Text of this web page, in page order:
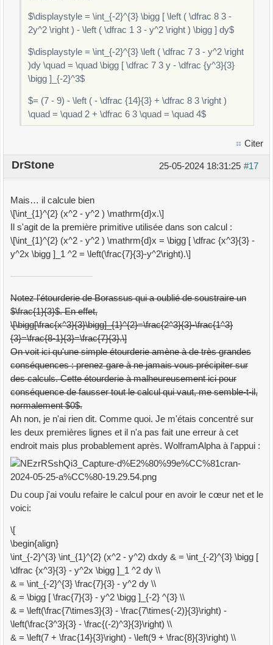
$\displaystyle = \int_{-2}^{3} \bigg [ \left ( \dfrac 8 3 -
2y^2 \right ) - \left ( \dfrac 1 3 - y^2 \right ) \bigg ] dy$
$\displaystyle = \int_{-2}^{3} \left ( \dfrac 7 3 - y^2 \right
)dy \quad = \quad \bigg [ \dfrac 7 3 y - \dfrac {y^3}{3}
\bigg ]_{-2}^3$
$= (7 - 9) - \left ( - \dfrac {14}{3} + \dfrac 8 3 \right )
\quad = \quad 2 + \dfrac 6 3 \quad = \quad 4$
Citer
#17
25-05-2024 18:31:25
DrStone
Mais… il calcule bien
\[\int_{1}^{2} (x^2 - y^2 ) \mathrm{d}x.\]
Il s'agit de la première primitive utilisée dans son calcul :
\[\int_{1}^{2} (x^2 - y^2 ) \mathrm{d}x = \bigg [ \dfrac {x^3}{3} -
y^2x \bigg ]_1 ^2 = \left(\frac{7}{3}-y^2\right).\]
—————————
Notez l'étourderie de Borassus qui a oublié de soustraire un
$\frac{1}{3}$. En effet,
\[\bigg[\frac{x^3}{3}\bigg]_{1}^{2}=\frac{2^3}{3}-\frac{1^3}
{3}=\frac{8-1}{3}=\frac{7}{3}.\]
On voit ici qu'une simple étourderie amène à de très grandes
conséquences : prenez gare à ne jamais vous précipiter sur
des calculs. Cette étourderie à malheureusement ici pour
conséquence de fausser tout le calcul qui vaut, me semble-t-il,
normalement $0$.
Ah non, je n'ai rien dit. Comme quoi. Je m'étais concentré sur
les deux premières lignes et il n'a pas fait une erreur à cet
endroit mais plus probablement après. WolframAlpha à l'appui :
Du coup j'ai voulu refaire le calcul pour en avoir le cœur net et le
voici:
\[
\begin{align}
\int_{-2}^{3} \int_{1}^{2} (x^2 - y^2) dxdy & = \int_{-2}^{3} \bigg [
\dfrac {x^3}{3} - y^2x \bigg ]_1 ^2 dy \\
& = \int_{-2}^{3} \frac{7}{3} - y^2 dy \\
& = \bigg [ \frac{7}{3} - y^2 \bigg ]_{-2} ^{3} \\
& = \left(\frac{7\times3}{3} - \frac{7\times(-2)}{3}\right) -
\left(\frac{3^3}{3} - \frac{(-2)^3}{3}\right) \\
& = \left(7 + \frac{14}{3}\right) - \left(9 + \frac{8}{3}\right) \\